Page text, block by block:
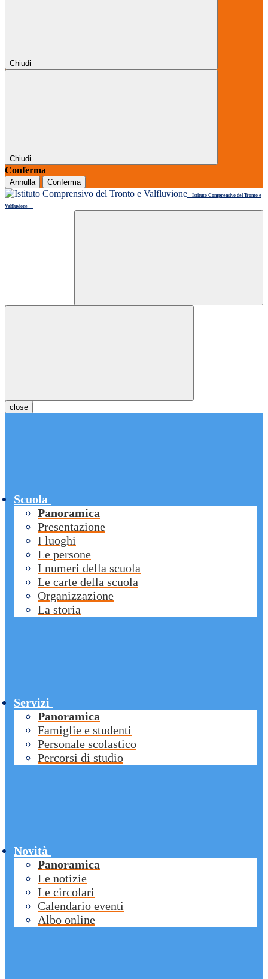
Chiudi
Chiudi
Conferma
Annulla Conferma
Istituto Comprensivo del Tronto e
Valfluvione
close
Scuola
Panoramica
Presentazione
I luoghi
Le persone
I numeri della scuola
Le carte della scuola
Organizzazione
La storia
Servizi
Panoramica
Famiglie e studenti
Personale scolastico
Percorsi di studio
Novità
Panoramica
Le notizie
Le circolari
Calendario eventi
Albo online